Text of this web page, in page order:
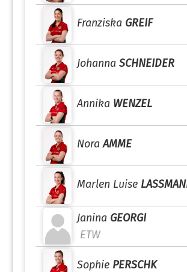
Franziska GREIF
Johanna SCHNEIDER
Annika WENZEL
Nora AMME
Marlen Luise LASSMANN
Janina GEORGI
ETW
Sophie PERSCHK